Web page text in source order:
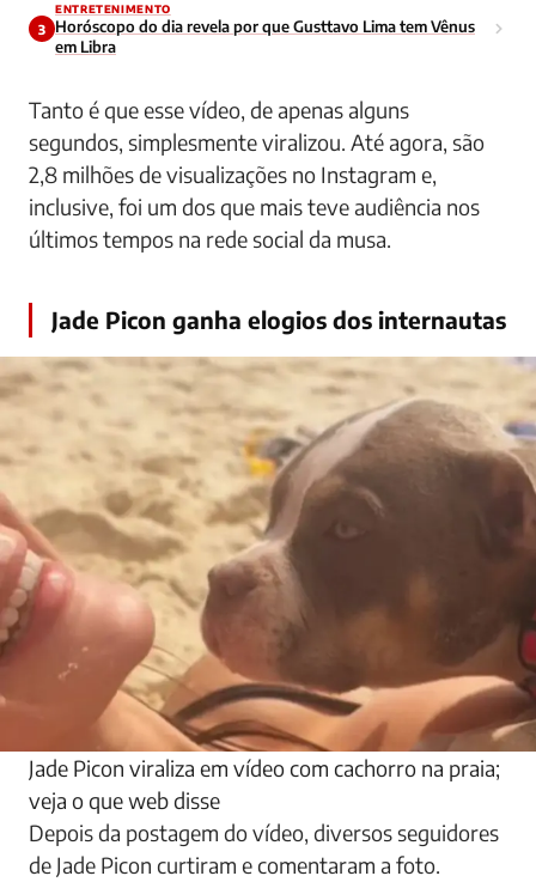
3
ENTRETENIMENTO
Horóscopo do dia revela por que Gusttavo Lima tem Vênus
em Libra
Tanto é que esse vídeo, de apenas alguns
segundos, simplesmente viralizou. Até agora, são
2,8 milhões de visualizações no Instagram e,
inclusive, foi um dos que mais teve audiência nos
últimos tempos na rede social da musa.
Jade Picon ganha elogios dos internautas
Jade Picon viraliza em vídeo com cachorro na praia;
veja o que web disse
Depois da postagem do vídeo, diversos seguidores
de Jade Picon curtiram e comentaram a foto.